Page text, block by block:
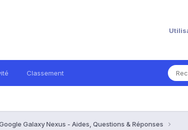
Classement
Galaxy Nexus - Aides, Questions & Réponses